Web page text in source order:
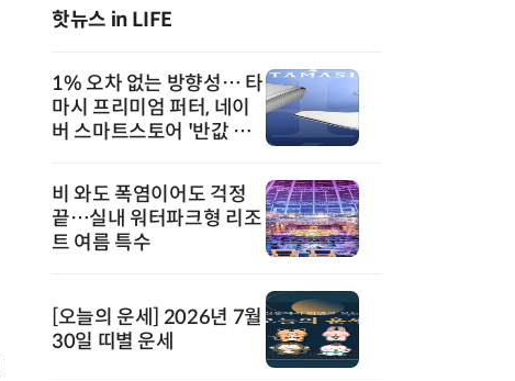
핫뉴스 in LIFE
1% 오차 없는 방향성… 타
마시 프리미엄 퍼터, 네이
버 스마트스토어 '반값 할
비 와도 폭염이어도 걱정
끝…실내 워터파크형 리조
트 여름 특수
[오늘의 운세] 2026년 7월
30일 띠별 운세